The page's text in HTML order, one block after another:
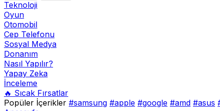
Teknoloji
Oyun
Otomobil
Cep Telefonu
Sosyal Medya
Donanım
Nasıl Yapılır?
Yapay Zeka
İnceleme
🔥 Sıcak Fırsatlar
Popüler İçerikler #samsung #apple #google #amd #asus